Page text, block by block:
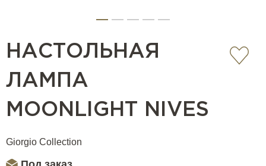
НАСТОЛЬНАЯ
ЛАМПА
MOONLIGHT NIVES
Giorgio Collection